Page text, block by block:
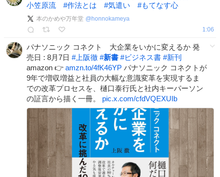
小笠原流
#作法とは #気遣い #もてなす心
本のかめや万年堂 @ honnokameya
1:06
パナソニック コネクト 大企業をいかに変えるか 発
売日 : 8月7日 #上阪徹 #新書 #ビジネス書 #新刊
amazon 👉 amzn.to/4fK46YP パナソニック コネクトが
9年で増収増益と社員の大幅な意識変革を実現するま
での改革プロセスを、樋口泰行氏と社内キーパーソン
の証言から描く一冊。 pic.x.com/cfdVQEXUIb